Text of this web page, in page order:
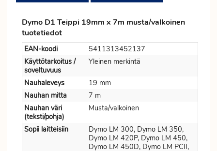
Dymo D1 Teippi 19mm x 7m musta/valkoinen
tuotetiedot
EAN-koodi
5411313452137
Käyttötarkoitus /
soveltuvuus
Yleinen merkintä
Nauhaleveys
19 mm
Nauhan mitta
7 m
Nauhan väri
(teksti/pohja)
Musta/valkoinen
Sopii laitteisiin
Dymo LM 300, Dymo LM 350,
Dymo LM 420P, Dymo LM 450,
Dymo LM 450D, Dymo LM PCII,